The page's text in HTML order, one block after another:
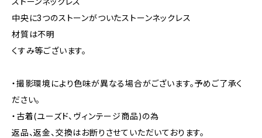
中央に3つのストーンがついたストーンネックレス
材質は不明
くすみ等ございます。
・撮影環境により色味が異なる場合がございます。予めご了承く
ださい。
・古着(ユーズド、ヴィンテージ商品)の為
返品、返金、交換はお断りさせていただいております。